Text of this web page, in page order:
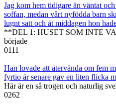
Jag kom hem tidigare än väntat
soffan, medan vårt nyfödda barn
lugnt satt och åt middagen hon
**DEL 1: HUSET SOM INTE
började
0111
Han lovade att återvända om fem
fyrtio år senare gav en liten flicka
Här är en så trogen och naturlig
0262